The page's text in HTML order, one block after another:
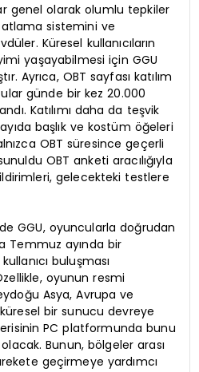
genel olarak olumlu tepkiler
sistemini ve
Küresel kullanıcıların
yaşayabilmesi için GGU
Ayrıca, OBT sayfası katılım
günde bir kez 20.000
Katılımı daha da teşvik
başlık ve kostüm öğeleri
OBT süresince geçerli
OBT anketi aracılığıyla
gelecekteki testlere
GGU, oyuncularla doğrudan
Temmuz ayında bir
kullanıcı buluşması
oyunun resmi
Asya, Avrupa ve
bir sunucu devreye
PC platformunda bunu
Bunun, bölgeler arası
geçirmeye yardımcı